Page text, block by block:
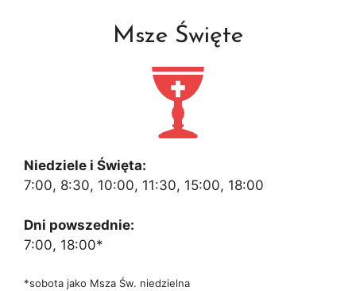
Msze Święte
Niedziele i Święta:
7:00, 8:30, 10:00, 11:30, 15:00, 18:00
Dni powszednie:
7:00, 18:00*
*sobota jako Msza Św. niedzielna